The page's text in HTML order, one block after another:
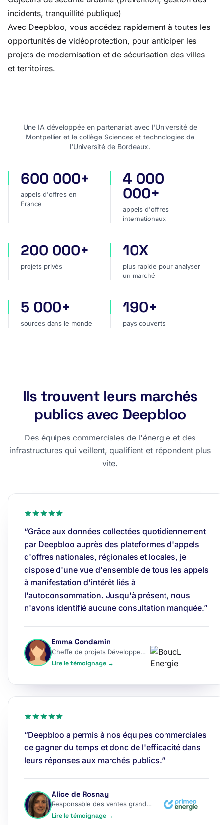
incidents, tranquillité publique)
Avec Deepbloo, vous accédez rapidement à toutes les
opportunités de vidéoprotection, pour anticiper les
projets de modernisation et de sécurisation des villes
et territoires.
Une IA développée en partenariat avec l'Université de
Montpellier et le collège Sciences et technologies de
l'Université de Bordeaux.
appels d'offres en France
600 000+
appels d'offres en
France
appels d'offres
4 000
000+
appels d'offres
internationaux
projets privés
200 000+
projets privés
plus rapide pour analyser
10X
plus rapide pour analyser
un marché
sources dans le monde
5 000+
sources dans le monde
pays couverts
190+
pays couverts
Ils trouvent leurs marchés
publics avec Deepbloo
Des équipes commerciales de l'énergie et des
infrastructures qui veillent, qualifient et répondent plus
vite.
“Grâce aux données collectées quotidiennement
par Deepbloo auprès des plateformes d'appels
d'offres nationales, régionales et locales, je
dispose d'une vue d'ensemble de tous les appels
à manifestation d'intérêt liés à
l'autoconsommation. Jusqu'à présent, nous
n'avons identifié aucune consultation manquée.”
Emma Condamin
Cheffe de projets Développement
Lire le témoignage →
“Deepbloo a permis à nos équipes commerciales
de gagner du temps et donc de l'efficacité dans
leurs réponses aux marchés publics.”
Alice de Rosnay
Responsable des ventes grands comptes
Lire le témoignage →